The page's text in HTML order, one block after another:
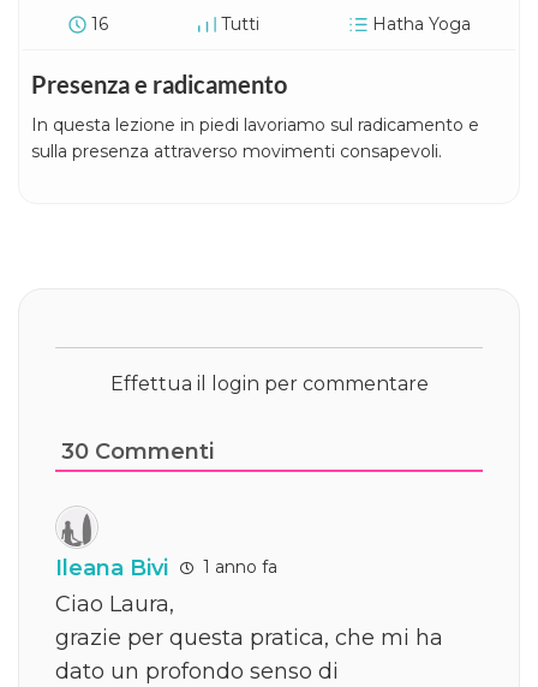
16 Tutti Hatha Yoga
Presenza e radicamento
In questa lezione in piedi lavoriamo sul radicamento e
sulla presenza attraverso movimenti consapevoli.
Effettua il login per commentare
30 Commenti
Ileana Bivi 1 anno fa
Ciao Laura,
grazie per questa pratica, che mi ha
dato un profondo senso di